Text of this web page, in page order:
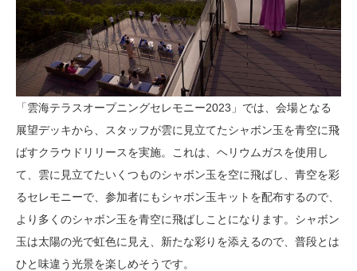
「雲海テラスオープニングセレモニー2023」では、会場となる
展望デッキから、スタッフが雲に見立てたシャボン玉を青空に飛
ばすクラウドリリースを実施。これは、ヘリウムガスを使用し
て、雲に見立てたいくつものシャボン玉を空に飛ばし、青空を彩
るセレモニーで、参加者にもシャボン玉キットを配布するので、
より多くのシャボン玉を青空に飛ばしことになります。シャボン
玉は太陽の光で虹色に見え、新たな彩りを添えるので、普段とは
ひと味違う光景を楽しめそうです。